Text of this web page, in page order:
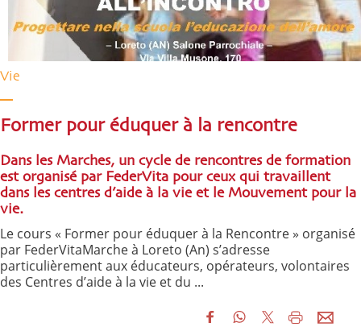
Vie
Former pour éduquer à la rencontre
Dans les Marches, un cycle de rencontres de formation
est organisé par FederVita pour ceux qui travaillent
dans les centres d’aide à la vie et le Mouvement pour la
vie.
Le cours « Former pour éduquer à la Rencontre » organisé
par FederVitaMarche à Loreto (An) s’adresse
particulièrement aux éducateurs, opérateurs, volontaires
des Centres d’aide à la vie et du ...